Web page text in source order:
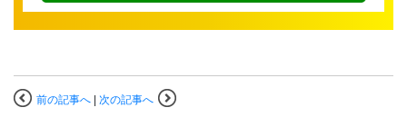
前の記事へ | 次の記事へ